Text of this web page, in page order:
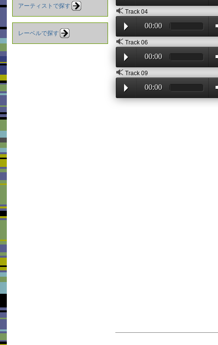
アーティストで探す
レーベルで探す
Track 04
00:00
Track 06
00:00
Track 09
00:00